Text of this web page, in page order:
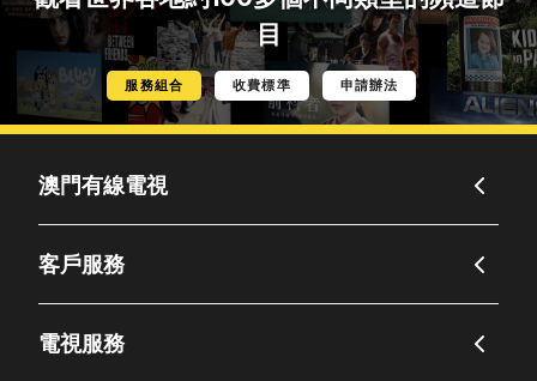
目
服務組合 收費標準 申請辦法
澳門有線電視
客戶服務
電視服務